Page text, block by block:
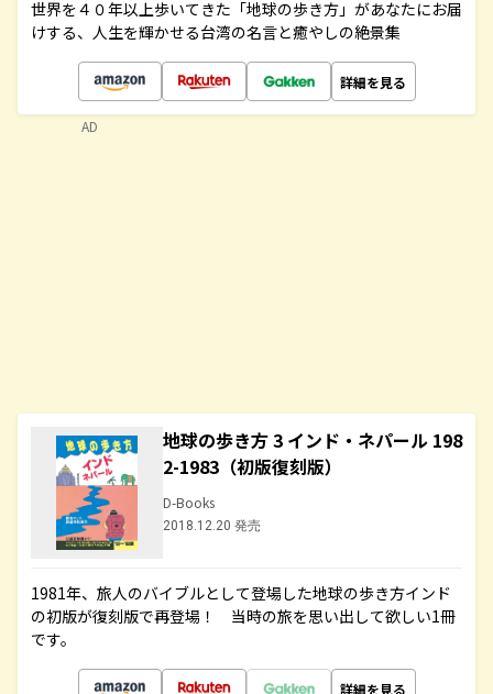
世界を４０年以上歩いてきた「地球の歩き方」があなたにお届
けする、人生を輝かせる台湾の名言と癒やしの絶景集
詳細を見る
地球の歩き方 3 インド・ネパール 198
2-1983（初版復刻版）
D-Books
2018.12.20 発売
1981年、旅人のバイブルとして登場した地球の歩き方インド
の初版が復刻版で再登場！ 当時の旅を思い出して欲しい1冊
です。
詳細を見る
AD